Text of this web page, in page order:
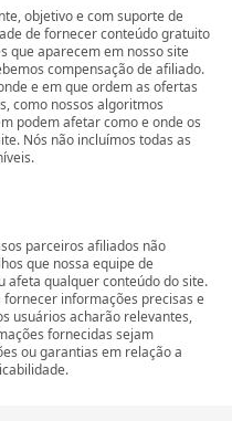
objetivo e com suporte de
de fornecer conteúdo gratuito
que aparecem em nosso site
compensação de afiliado.
e em que ordem as ofertas
como nossos algoritmos
podem afetar como e onde os
Nós não incluímos todas as
parceiros afiliados não
que nossa equipe de
afeta qualquer conteúdo do site.
informações precisas e
usuários acharão relevantes,
fornecidas sejam
ou garantias em relação a